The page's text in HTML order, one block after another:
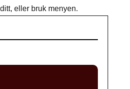
eller bruk menyen.